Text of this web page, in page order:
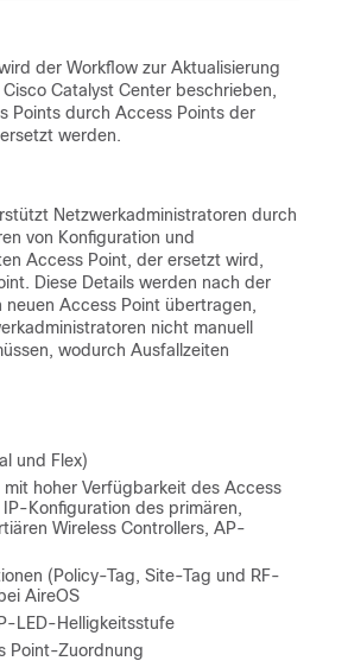
der Workflow zur Aktualisierung
Catalyst Center beschrieben,
Points durch Access Points der
werden.
Netzwerkadministratoren durch
von Konfiguration und
Access Point, der ersetzt wird,
Diese Details werden nach der
neuen Access Point übertragen,
nicht manuell
wodurch Ausfallzeiten
und Flex)
hoher Verfügbarkeit des Access
Konfiguration des primären,
Wireless Controllers, AP-
(Policy-Tag, Site-Tag und RF-
AireOS
LED-Helligkeitsstufe
Point-Zuordnung